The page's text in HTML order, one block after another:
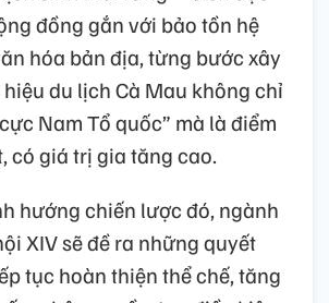
đồng gắn với bảo tồn hệ
hóa bản địa, từng bước xây
du lịch Cà Mau không chỉ
Nam Tổ quốc” mà là điểm
có giá trị gia tăng cao.
hướng chiến lược đó, ngành
XIV sẽ đề ra những quyết
tục hoàn thiện thể chế, tăng